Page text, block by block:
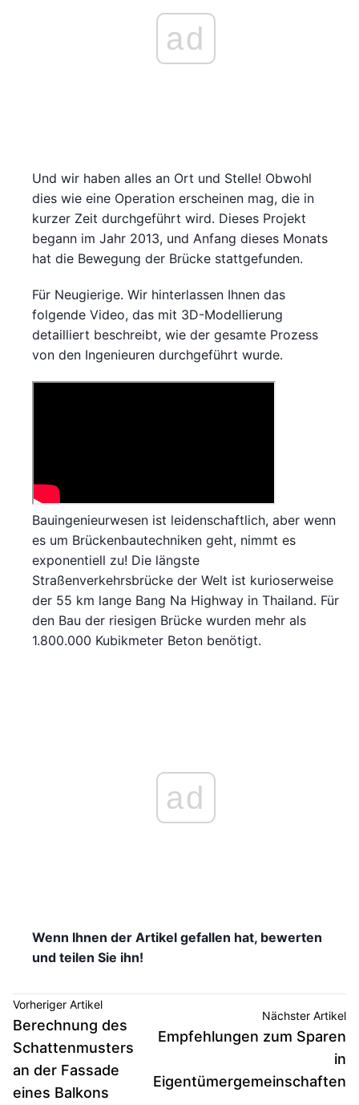
ad
Und wir haben alles an Ort und Stelle! Obwohl
dies wie eine Operation erscheinen mag, die in
kurzer Zeit durchgeführt wird. Dieses Projekt
begann im Jahr 2013, und Anfang dieses Monats
hat die Bewegung der Brücke stattgefunden.
Für Neugierige. Wir hinterlassen Ihnen das
folgende Video, das mit 3D-Modellierung
detailliert beschreibt, wie der gesamte Prozess
von den Ingenieuren durchgeführt wurde.
Bauingenieurwesen ist leidenschaftlich, aber wenn
es um Brückenbautechniken geht, nimmt es
exponentiell zu! Die längste
Straßenverkehrsbrücke der Welt ist kurioserweise
der 55 km lange Bang Na Highway in Thailand. Für
den Bau der riesigen Brücke wurden mehr als
1.800.000 Kubikmeter Beton benötigt.
ad
Wenn Ihnen der Artikel gefallen hat, bewerten
und teilen Sie ihn!
Vorheriger Artikel
Berechnung des
Schattenmusters
an der Fassade
eines Balkons
Nächster Artikel
Empfehlungen zum Sparen
in
Eigentümergemeinschaften